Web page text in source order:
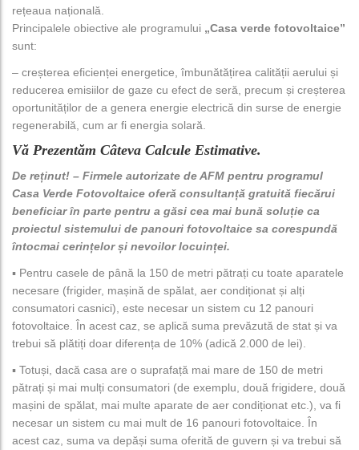
rețeaua națională.
Principalele obiective ale programului „Casa verde fotovoltaice”
sunt:
– creșterea eficienței energetice, îmbunătățirea calității aerului și
reducerea emisiilor de gaze cu efect de seră, precum și creșterea
oportunităților de a genera energie electrică din surse de energie
regenerabilă, cum ar fi energia solară.
Vă Prezentăm Câteva Calcule Estimative.
De reținut! – Firmele autorizate de AFM pentru programul
Casa Verde Fotovoltaice oferă consultanță gratuită fiecărui
beneficiar în parte pentru a găsi cea mai bună soluție ca
proiectul sistemului de panouri fotovoltaice sa corespundă
întocmai cerințelor și nevoilor locuinței.
▪️ Pentru casele de până la 150 de metri pătrați cu toate aparatele
necesare (frigider, mașină de spălat, aer condiționat și alți
consumatori casnici), este necesar un sistem cu 12 panouri
fotovoltaice. În acest caz, se aplică suma prevăzută de stat și va
trebui să plătiți doar diferența de 10% (adică 2.000 de lei).
▪️ Totuși, dacă casa are o suprafață mai mare de 150 de metri
pătrați și mai mulți consumatori (de exemplu, două frigidere, două
mașini de spălat, mai multe aparate de aer condiționat etc.), va fi
necesar un sistem cu mai mult de 16 panouri fotovoltaice. În
acest caz, suma va depăși suma oferită de guvern și va trebui să